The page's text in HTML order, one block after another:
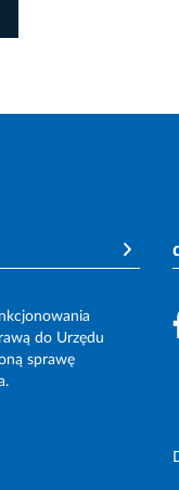
do Urzędu
sprawę